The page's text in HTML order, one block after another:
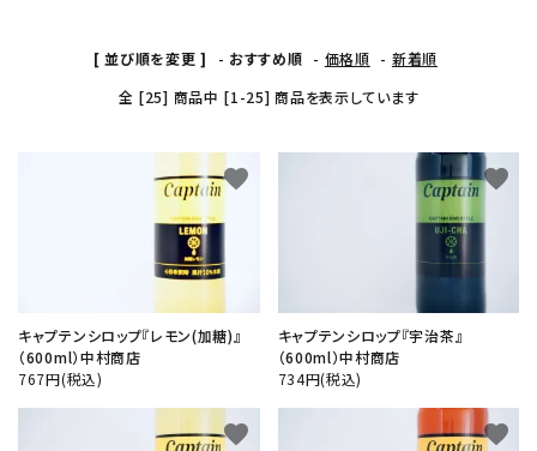
[ 並び順を変更 ] - おすすめ順 - 価格順 - 新着順
全 [25] 商品中 [1-25] 商品を表示しています
キャプテンシロップ『レモン(加糖)』
（600ml）中村商店
767円(税込)
favorite
キャプテンシロップ『宇治茶』
（600ml）中村商店
734円(税込)
favorite
favorite favorite